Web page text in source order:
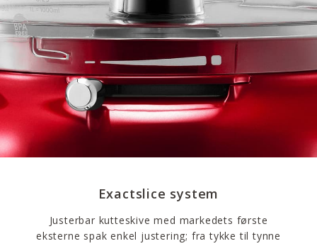
Exactslice system
Justerbar kutteskive med markedets første
eksterne spak enkel justering; fra tykke til tynne